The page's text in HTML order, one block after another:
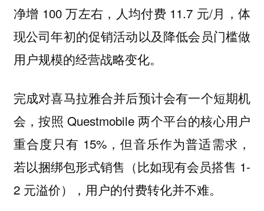
净增 100 万左右，人均付费 11.7 元/月，体
现公司年初的促销活动以及降低会员门槛做
用户规模的经营战略变化。
完成对喜马拉雅合并后预计会有一个短期机
会，按照 Questmobile 两个平台的核心用户
重合度只有 15%，但音乐作为普适需求，
若以捆绑包形式销售（比如现有会员搭售 1-
2 元溢价），用户的付费转化并不难。